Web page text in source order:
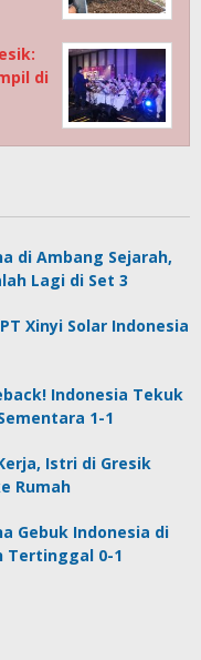
di
di Ambang Sejarah,
Lagi di Set 3
Xinyi Solar Indonesia
Indonesia Tekuk
1-1
Istri di Gresik
Rumah
Gebuk Indonesia di
Tertinggal 0-1